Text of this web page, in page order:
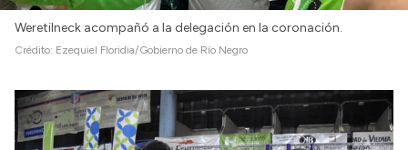
Weretilneck acompañó a la delegación en la coronación.
Crédito: Ezequiel Floridia/Gobierno de Río Negro